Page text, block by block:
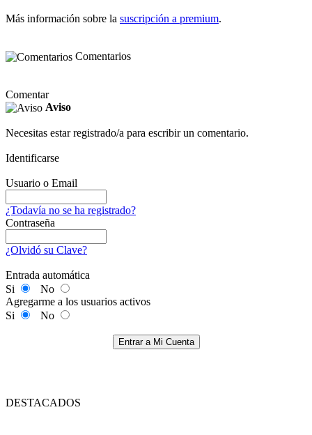
Más información sobre la suscripción a premium.
Comentarios
Comentar
Aviso
Necesitas estar registrado/a para escribir un comentario.
Identificarse
Usuario o Email
¿Todavía no se ha registrado?
Contraseña
¿Olvidó su Clave?
Entrada automática
Si
No
Agregarme a los usuarios activos
Si
No
Entrar a Mi Cuenta
DESTACADOS